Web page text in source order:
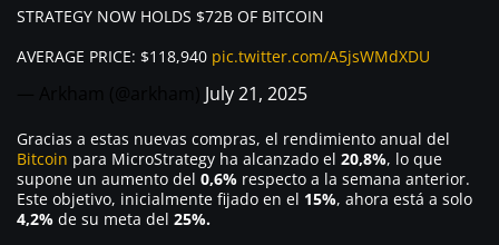
STRATEGY NOW HOLDS $72B OF BITCOIN
AVERAGE PRICE: $118,940 pic.twitter.com/A5jsWMdXDU
July 21, 2025
Gracias a estas nuevas compras, el rendimiento anual del
Bitcoin para MicroStrategy ha alcanzado el 20,8%, lo que
supone un aumento del 0,6% respecto a la semana anterior.
Este objetivo, inicialmente fijado en el 15%, ahora está a solo
4,2% de su meta del 25%.